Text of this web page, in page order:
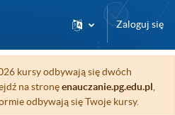
Zaloguj się
kursy odbywają się dwóch
na stronęenauczanie.pg.edu.pl
odbywają się Twoje kursy.